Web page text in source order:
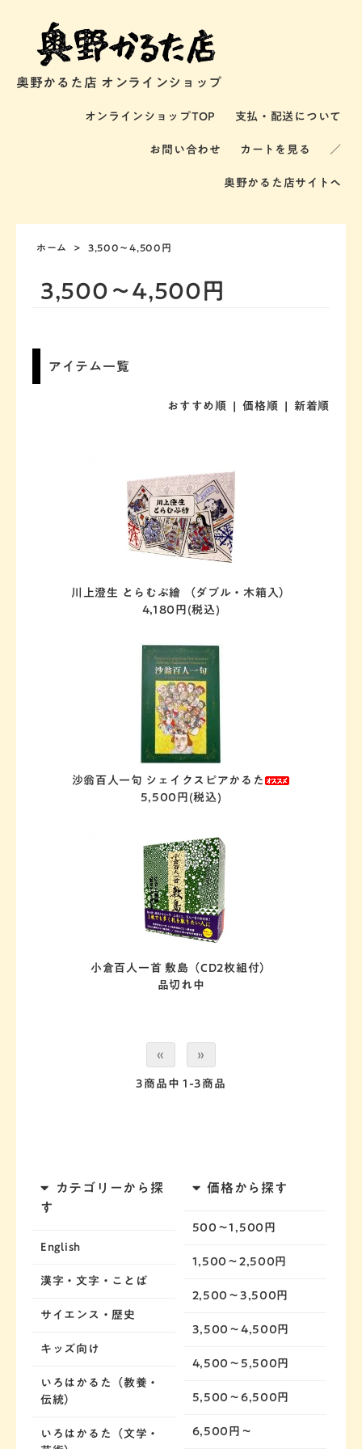
奥野かるた店 オンラインショップ
オンラインショップTOP 支払・配送について
お問い合わせ カートを見る ／
奥野かるた店サイトへ
ホーム > 3,500～4,500円
3,500～4,500円
アイテム一覧
おすすめ順 | 価格順 | 新着順
川上澄生 とらむぷ繪 （ダブル・木箱入）
4,180円(税込)
沙翁百人一句 シェイクスピアかるた
5,500円(税込)
小倉百人一首 敷島（CD2枚組付）
品切れ中
« »
3 商品中 1-3 商品
カテゴリーから探
す
English
漢字・文字・ことば
サイエンス・歴史
キッズ向け
いろはかるた（教養・
伝統）
いろはかるた（文学・
価格から探す
500～1,500円
1,500～2,500円
2,500～3,500円
3,500～4,500円
4,500～5,500円
5,500～6,500円
6,500円～